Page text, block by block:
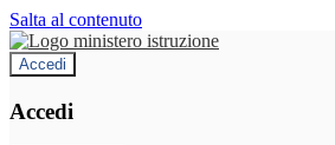
Salta al contenuto
Accedi
Accedi